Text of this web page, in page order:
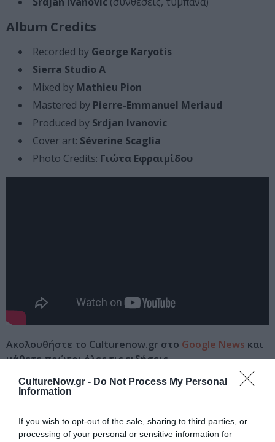
CultureNow.gr - Do Not Process My Personal
Information
If you wish to opt-out of the sale, sharing to third parties, or
processing of your personal or sensitive information for
Album Credits
Recorded by George Karyotis
Sierra Studio A
Mixed by Mathieu Pion
Mastered by Pierre-Emmanuel Meriaud
Produced by Srdjan Ivanovic
Cover art: Séverine Scaglia
Photo Credits: Γιώτα Εφραιμίδου
Ακολουθήστε το Culturenow.gr στο Google News και
μάθετε πρώτοι όλες τις ειδήσεις
Δείτε όλα τατελευταία νέαγια την Τέχνη και τον
Νέοι Διαγωνισμοί❯